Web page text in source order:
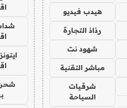
هيدب فيديو
رذاذ التجارة
شهود نت
مباشر التقنية
شرقيات
السياحة